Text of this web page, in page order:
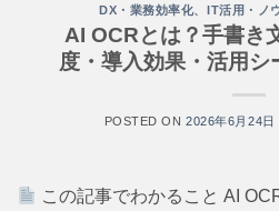
DX・業務効率化、IT活用・ノ
AI OCRとは？手書き
度・導入効果・活用シ
POSTED ON2026年6月24日
この記事でわかること AI